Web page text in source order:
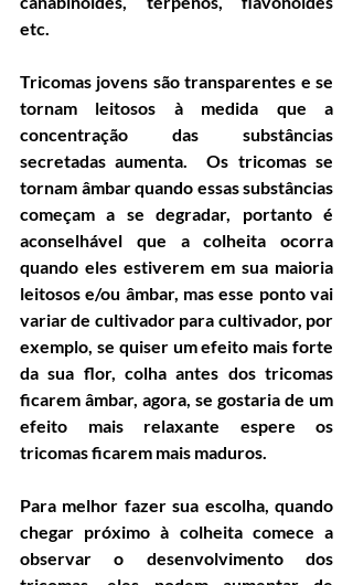
etc.
Tricomas jovens são transparentes e se
tornam leitosos à medida que a
concentração das substâncias
secretadas aumenta.  Os tricomas se
tornam âmbar quando essas substâncias
começam a se degradar, portanto é
aconselhável que a colheita ocorra
quando eles estiverem em sua maioria
leitosos e/ou âmbar, mas esse ponto vai
variar de cultivador para cultivador, por
exemplo, se quiser um efeito mais forte
da sua flor, colha antes dos tricomas
ficarem âmbar, agora, se gostaria de um
efeito mais relaxante espere os
tricomas ficarem mais maduros.
Para melhor fazer sua escolha, quando
chegar próximo à colheita comece a
observar o desenvolvimento dos